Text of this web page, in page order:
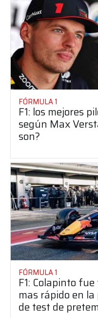
FÓRMULA 1
F1: los mejores
según Max
son?
FÓRMULA 1
F1: Colapinto
mas rápido en
de test de